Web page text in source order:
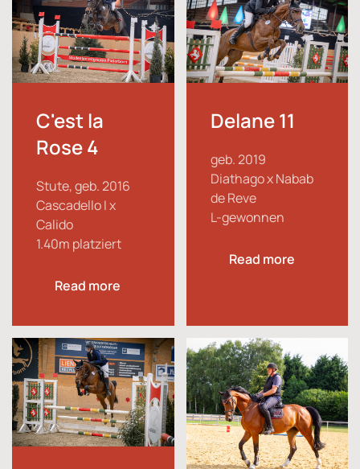
C'est la
Rose 4
Stute, geb. 2016
Cascadello I x
Calido
1.40m platziert
Read more
Delane 11
geb. 2019
Diathago x Nabab
de Reve
L-gewonnen
Read more